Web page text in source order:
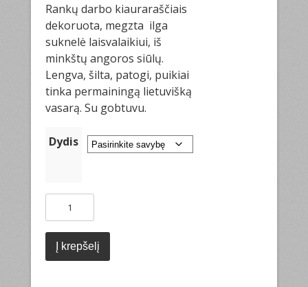
Rankų darbo kiauraraščiais
dekoruota, megzta ilga
suknelė laisvalaikiui, iš
minkštų angoros siūlų.
Lengva, šilta, patogi, puikiai
tinka permainingą lietuvišką
vasarą. Su gobtuvu.
Dydis
produkto
kiekis:
Megzta
suknelė
"Nida"
Į krepšelį